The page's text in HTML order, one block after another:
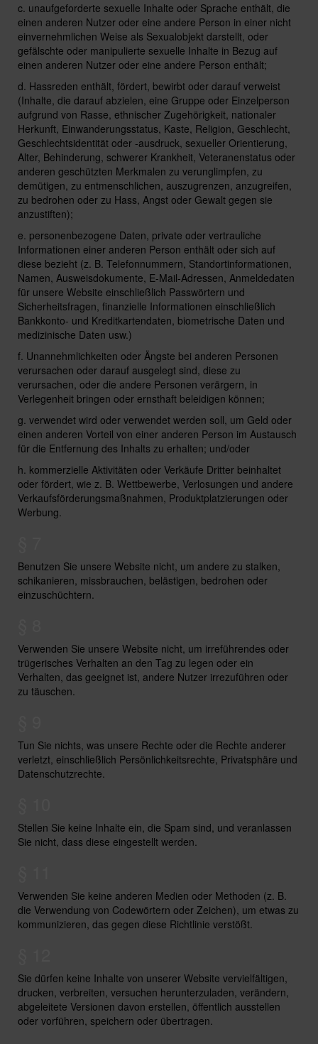
c. unaufgeforderte sexuelle Inhalte oder Sprache enthält, die
einen anderen Nutzer oder eine andere Person in einer nicht
einvernehmlichen Weise als Sexualobjekt darstellt, oder
gefälschte oder manipulierte sexuelle Inhalte in Bezug auf
einen anderen Nutzer oder eine andere Person enthält;
d. Hassreden enthält, fördert, bewirbt oder darauf verweist
(Inhalte, die darauf abzielen, eine Gruppe oder Einzelperson
aufgrund von Rasse, ethnischer Zugehörigkeit, nationaler
Herkunft, Einwanderungsstatus, Kaste, Religion, Geschlecht,
Geschlechtsidentität oder -ausdruck, sexueller Orientierung,
Alter, Behinderung, schwerer Krankheit, Veteranenstatus oder
anderen geschützten Merkmalen zu verunglimpfen, zu
demütigen, zu entmenschlichen, auszugrenzen, anzugreifen,
zu bedrohen oder zu Hass, Angst oder Gewalt gegen sie
anzustiften);
e. personenbezogene Daten, private oder vertrauliche
Informationen einer anderen Person enthält oder sich auf
diese bezieht (z. B. Telefonnummern, Standortinformationen,
Namen, Ausweisdokumente, E-Mail-Adressen, Anmeldedaten
für unsere Website einschließlich Passwörtern und
Sicherheitsfragen, finanzielle Informationen einschließlich
Bankkonto- und Kreditkartendaten, biometrische Daten und
medizinische Daten usw.)
f. Unannehmlichkeiten oder Ängste bei anderen Personen
verursachen oder darauf ausgelegt sind, diese zu
verursachen, oder die andere Personen verärgern, in
Verlegenheit bringen oder ernsthaft beleidigen können;
g. verwendet wird oder verwendet werden soll, um Geld oder
einen anderen Vorteil von einer anderen Person im Austausch
für die Entfernung des Inhalts zu erhalten; und/oder
h. kommerzielle Aktivitäten oder Verkäufe Dritter beinhaltet
oder fördert, wie z. B. Wettbewerbe, Verlosungen und andere
Verkaufsförderungsmaßnahmen, Produktplatzierungen oder
Werbung.
Benutzen Sie unsere Website nicht, um andere zu stalken,
schikanieren, missbrauchen, belästigen, bedrohen oder
einzuschüchtern.
Verwenden Sie unsere Website nicht, um irreführendes oder
trügerisches Verhalten an den Tag zu legen oder ein
Verhalten, das geeignet ist, andere Nutzer irrezuführen oder
zu täuschen.
Tun Sie nichts, was unsere Rechte oder die Rechte anderer
verletzt, einschließlich Persönlichkeitsrechte, Privatsphäre und
Datenschutzrechte.
Stellen Sie keine Inhalte ein, die Spam sind, und veranlassen
Sie nicht, dass diese eingestellt werden.
Verwenden Sie keine anderen Medien oder Methoden (z. B.
die Verwendung von Codewörtern oder Zeichen), um etwas zu
kommunizieren, das gegen diese Richtlinie verstößt.
Sie dürfen keine Inhalte von unserer Website vervielfältigen,
drucken, verbreiten, versuchen herunterzuladen, verändern,
abgeleitete Versionen davon erstellen, öffentlich ausstellen
oder vorführen, speichern oder übertragen.